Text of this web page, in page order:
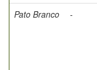
Pato Branco
-